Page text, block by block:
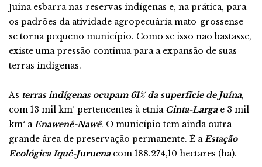
Juína esbarra nas reservas indígenas e, na prática, para
os padrões da atividade agropecuária mato-grossense
se torna pequeno município. Como se isso não bastasse,
existe uma pressão contínua para a expansão de suas
terras indígenas.
As terras indígenas ocupam 61% da superfície de Juína,
com 13 mil km² pertencentes à etnia Cinta-Larga e 3 mil
km² aEnawenê-Nawê. O município tem ainda outra
grande área de preservação permanente. É aEstação
Ecológica Iquê-Juruena com 188.274,10 hectares (ha).